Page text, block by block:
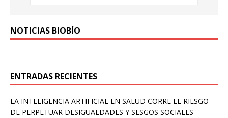
NOTICIAS BIOBÍO
ENTRADAS RECIENTES
LA INTELIGENCIA ARTIFICIAL EN SALUD CORRE EL RIESGO
DE PERPETUAR DESIGUALDADES Y SESGOS SOCIALES